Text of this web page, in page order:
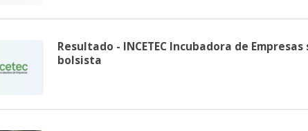
Resultado - INCETEC Incubadora de
bolsista